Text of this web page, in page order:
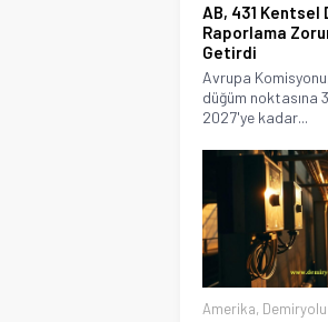
AB, 431 Kentsel
Raporlama
Getirdi
Avrupa
düğüm noktasına
2027'ye kadar...
Amerika,